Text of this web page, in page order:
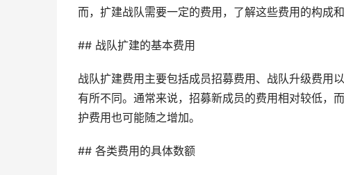
而，扩建战队需要一定的费用，了解这些费用的构成
## 战队扩建的基本费用
战队扩建费用主要包括成员招募费用、战队升级费用
有所不同。通常来说，招募新成员的费用相对较低，
护费用也可能随之增加。
## 各类费用的具体数额